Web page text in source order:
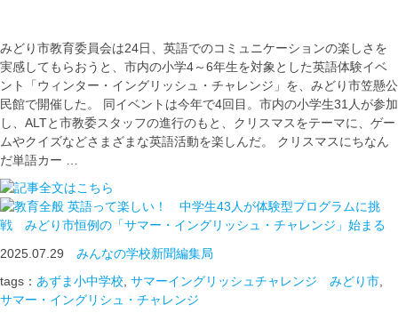
みどり市教育委員会は24日、英語でのコミュニケーションの楽しさを
実感してもらおうと、市内の小学4～6年生を対象とした英語体験イベ
ント「ウィンター・イングリッシュ・チャレンジ」を、みどり市笠懸公
民館で開催した。 同イベントは今年で4回目。市内の小学生31人が参加
し、ALTと市教委スタッフの進行のもと、クリスマスをテーマに、ゲー
ムやクイズなどさまざまな英語活動を楽しんだ。 クリスマスにちなん
だ単語カー …
英語って楽しい！ 中学生43人が体験型プログラムに挑
戦 みどり市恒例の「サマー・イングリッシュ・チャレンジ」始まる
2025.07.29 みんなの学校新聞編集局
tags： あずま小中学校 サマーイングリッシュチャレンジ みどり市
サマー・イングリシュ・チャレンジ